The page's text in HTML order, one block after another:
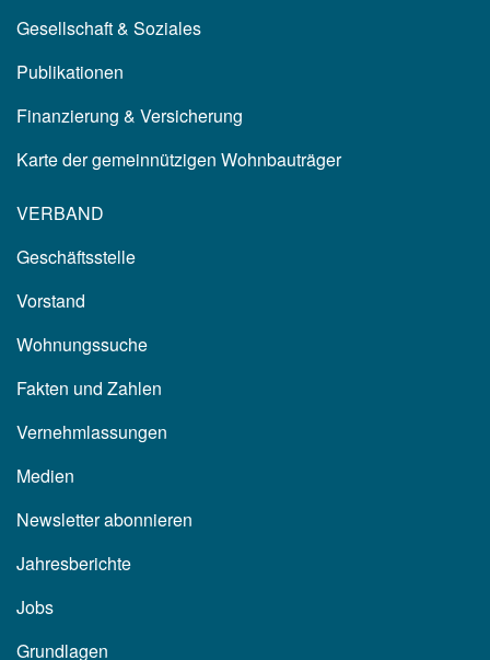
Gesellschaft & Soziales
Publikationen
Finanzierung & Versicherung
Karte der gemeinnützigen Wohnbauträger
VERBAND
Geschäftsstelle
Vorstand
Wohnungssuche
Fakten und Zahlen
Vernehmlassungen
Medien
Newsletter abonnieren
Jahresberichte
Jobs
Grundlagen